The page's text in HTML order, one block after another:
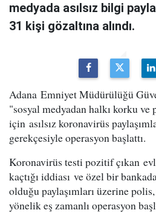
medyada asılsız bilgi
31 kişi gözaltına alındı.
Adana Emniyet Müdürülüğü
"sosyal medyadan halkı korku
için asılsız koronavirüs
gerekçesiyle operasyon başlattı.
Koronavirüs testi pozitif çıkan
kaçtığı iddiası ve özel bir
olduğu paylaşımları üzerine
yönelik eş zamanlı operasyon